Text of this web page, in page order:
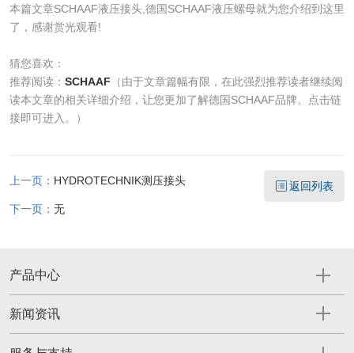
本篇文章SCHAAF液压接头,德国SCHAAF液压螺母就为您介绍到这里
了，感谢赏光观看!
猜您喜欢：
推荐阅读： SCHAAF （由于文章篇幅有限，在此强烈推荐读者继续阅
读本文章的相关详细介绍，让您更加了解德国SCHAAF品牌。点击链
接即可进入。）
上一页： HYDROTECHNIK测压接头
下一页： 无
返回列表
产品中心
新闻资讯